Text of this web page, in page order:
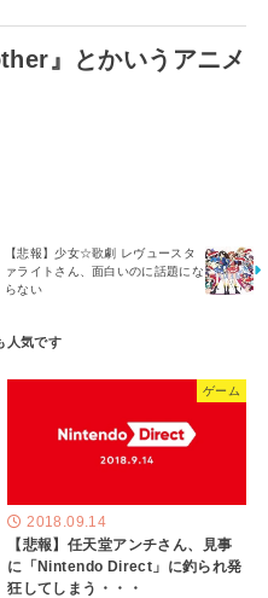
』とかいうアニメ
【悲報】少女☆歌劇 レヴュースタ
ァライトさん、面白いのに話題にな
らない
ゲーム
2018.09.14
【悲報】任天堂アンチさん、見事
に「Nintendo Direct」に釣られ発
狂してしまう・・・